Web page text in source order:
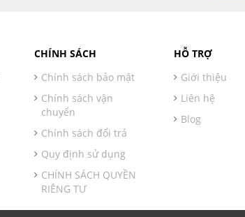
CHÍNH SÁCH
Chính sách bảo mật
Chính sách vận
chuyển
Chính sách đổi trả
Quy định sử dụng
CHÍNH SÁCH QUYỀN
RIÊNG TƯ
HỖ TRỢ
Giới thiệu
Liên hệ
Blog